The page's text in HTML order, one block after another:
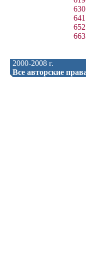
630
641
652
663
2000-2008 г.
Все авторские